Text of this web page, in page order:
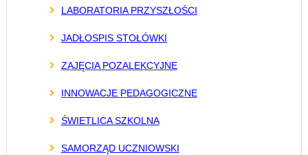
LABORATORIA PRZYSZŁOŚCI
JADŁOSPIS STOŁÓWKI
ZAJĘCIA POZALEKCYJNE
INNOWACJE PEDAGOGICZNE
ŚWIETLICA SZKOLNA
SAMORZĄD UCZNIOWSKI